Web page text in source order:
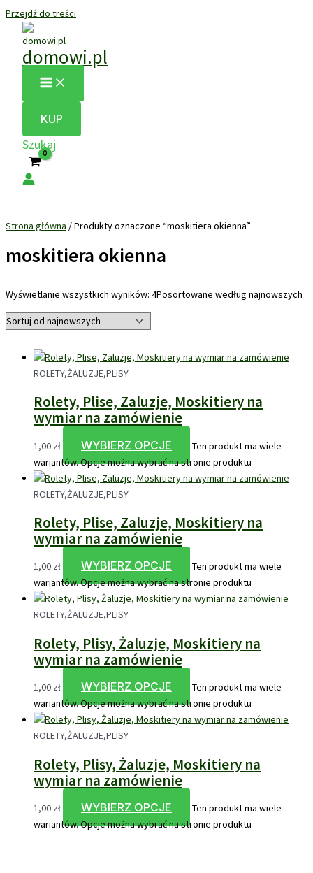
Przejdź do treści
domowi.pl
KUP
Szukaj
Strona główna / Produkty oznaczone “moskitiera okienna”
moskitiera okienna
Wyświetlanie wszystkich wyników: 4Posortowane według najnowszych
ROLETY,ŻALUZJE,PLISY
Rolety, Plise, Zaluzje, Moskitiery na
wymiar na zamówienie
1,00 zł WYBIERZ OPCJE
Ten produkt ma wiele
wariantów. Opcje można wybrać na stronie produktu
ROLETY,ŻALUZJE,PLISY
Rolety, Plise, Zaluzje, Moskitiery na
wymiar na zamówienie
1,00 zł WYBIERZ OPCJE
Ten produkt ma wiele
wariantów. Opcje można wybrać na stronie produktu
ROLETY,ŻALUZJE,PLISY
Rolety, Plisy, Żaluzje, Moskitiery na
wymiar na zamówienie
1,00 zł WYBIERZ OPCJE
Ten produkt ma wiele
wariantów. Opcje można wybrać na stronie produktu
ROLETY,ŻALUZJE,PLISY
Rolety, Plisy, Żaluzje, Moskitiery na
wymiar na zamówienie
1,00 zł WYBIERZ OPCJE
Ten produkt ma wiele
wariantów. Opcje można wybrać na stronie produktu